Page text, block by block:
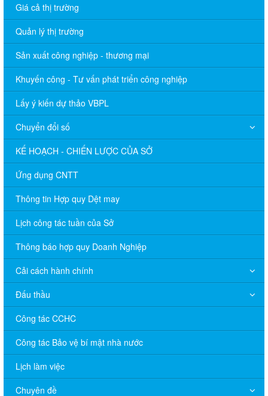
Giá cả thị trường
Quản lý thị trường
Sản xuất công nghiệp - thương mại
Khuyến công - Tư vấn phát triển công nghiệp
Lấy ý kiến dự thảo VBPL
Chuyển đổi số
KẾ HOẠCH - CHIẾN LƯỢC CỦA SỞ
Ứng dụng CNTT
Thông tin Hợp quy Dệt may
Lịch công tác tuần của Sở
Thông báo hợp quy Doanh Nghiệp
Cải cách hành chính
Đấu thầu
Công tác CCHC
Công tác Bảo vệ bí mật nhà nước
Lịch làm việc
Chuyên đề